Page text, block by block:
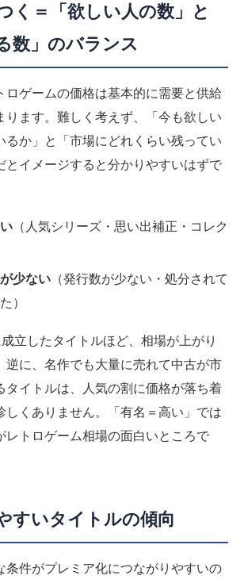
く＝「欲しい人の数」と
数」のバランス
ロゲームの価格は基本的に需要と供給
ります。難しく考えず、「今も欲しい
るか」と「市場にどれくらい残ってい
とイメージすると分かりやすいはずで
（人気シリーズ・思い出補正・コレク
少ない （発行数が少ない・処分されて
）
立したタイトルほど、相場が上がり
逆に、名作でも大量に売れて中古が市
タイトルは、人気の割に価格が落ち着
しくありません。「有名＝高い」では
レトロゲーム相場の面白いところで
すいタイトルの傾向
条件がプレミア化につながりやすいの